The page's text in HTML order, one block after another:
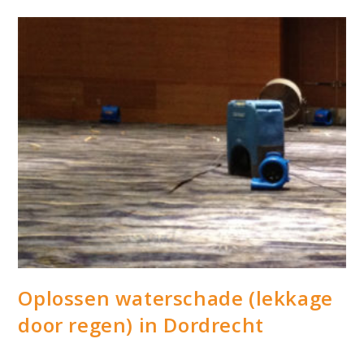
Oplossen waterschade (lekkage
door regen) in Dordrecht